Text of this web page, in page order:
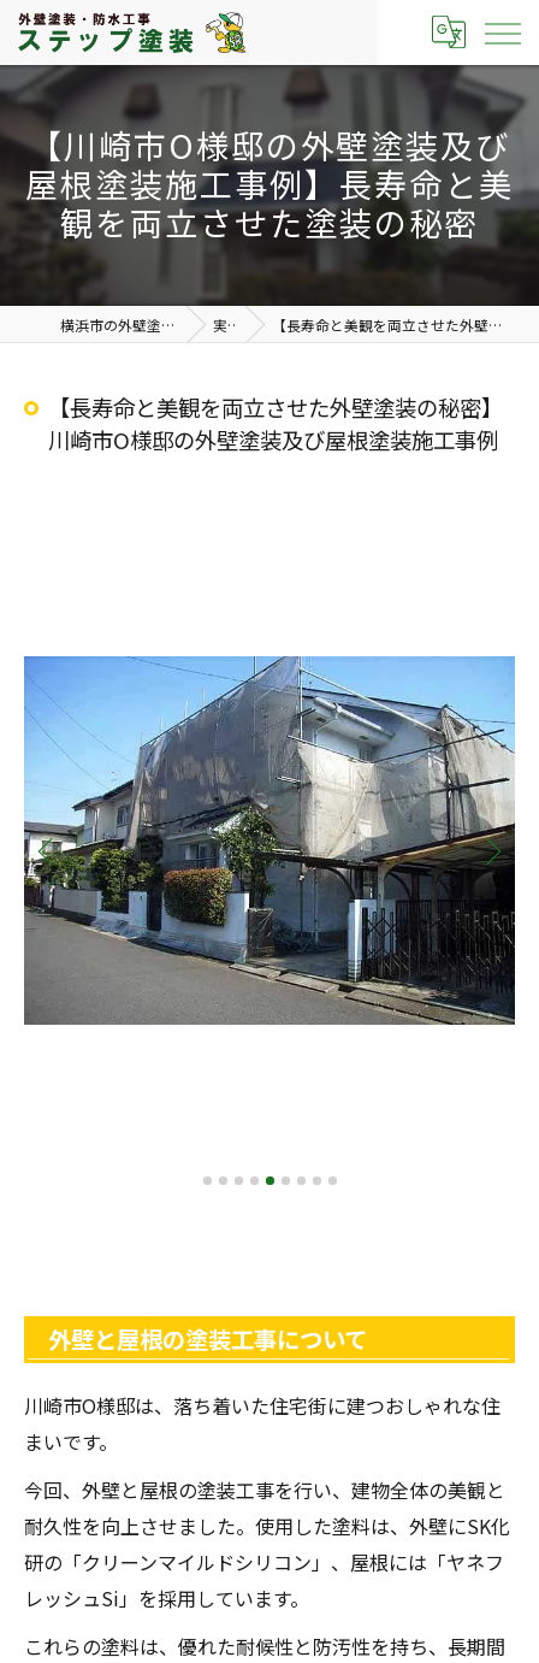
【川崎市O様邸の外壁塗装及び
屋根塗装施工事例】長寿命と美
観を両立させた塗装の秘密
横浜市の外壁塗装なら有限会社ステップ塗装 実績紹介 【長寿命と美観を両立させた外壁塗装の秘密】川崎市O様邸の外壁塗装及び屋根塗装施工事例
【長寿命と美観を両立させた外壁塗装の秘密】
川崎市O様邸の外壁塗装及び屋根塗装施工事例
外壁と屋根の塗装工事について
川崎市O様邸は、落ち着いた住宅街に建つおしゃれな住
まいです。
今回、外壁と屋根の塗装工事を行い、建物全体の美観と
耐久性を向上させました。使用した塗料は、外壁にSK化
研の「クリーンマイルドシリコン」、屋根には「ヤネフ
レッシュSi」を採用しています。
これらの塗料は、優れた耐候性と防汚性を持ち、長期間